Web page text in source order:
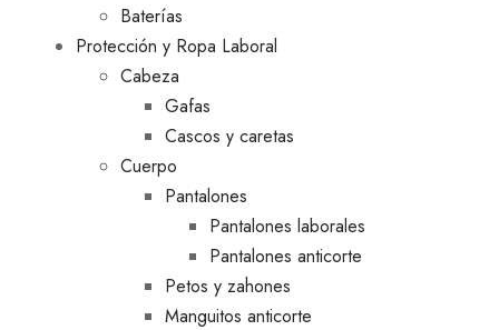
Baterías
Protección y Ropa Laboral
Cabeza
Gafas
Cascos y caretas
Cuerpo
Pantalones
Pantalones laborales
Pantalones anticorte
Petos y zahones
Manguitos anticorte